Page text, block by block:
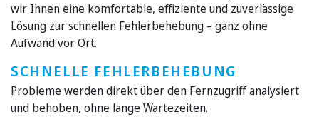
wir Ihnen eine komfortable, effiziente und zuverlässige
Lösung zur schnellen Fehlerbehebung – ganz ohne
Aufwand vor Ort.
SCHNELLE FEHLERBEHEBUNG
Probleme werden direkt über den Fernzugriff analysiert
und behoben, ohne lange Wartezeiten.